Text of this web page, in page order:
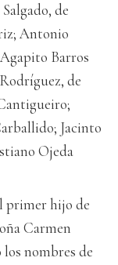
de
Antonio
Barros
de
Jacinto
Ojeda
primer hijo de
Carmen
nombres de